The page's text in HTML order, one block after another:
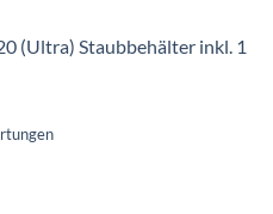
(Ultra) Staubbehälter inkl. 1